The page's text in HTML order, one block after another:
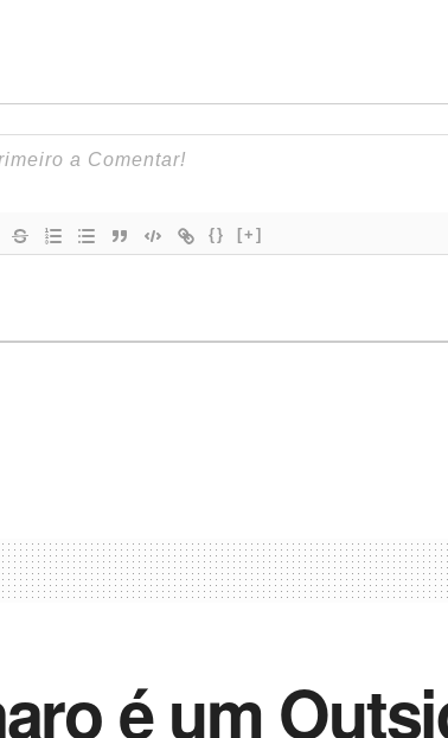
{} [+]
é um